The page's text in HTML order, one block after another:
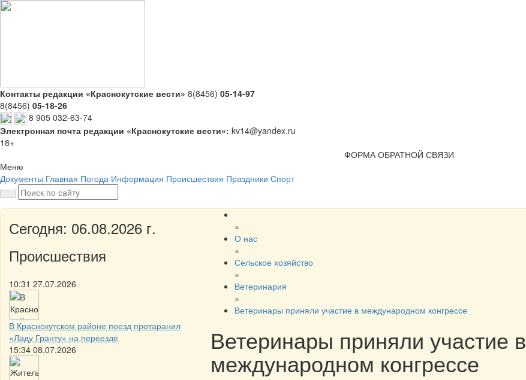
Контакты редакции «Краснокутские вести» 8(8456) 05-14-97
8(8456) 05-18-26
8 905 032-63-74
Электронная почта редакции «Краснокутские вести»: kv14@yandex.ru
18+
ФОРМА ОБРАТНОЙ СВЯЗИ
Меню
Документы Главная Погода Информация Происшествия Праздники Спорт
Сегодня: 06.08.2026 г.
Происшествия
10:31 27.07.2026
В Краснокутском районе поезд протаранил
«Ладу Гранту» на переезде
15:34 08.07.2026
»
О нас
»
Сельское хозяйство
»
Ветеринария
»
Ветеринары приняли участие в международном конгрессе
Ветеринары приняли участие в
международном конгрессе